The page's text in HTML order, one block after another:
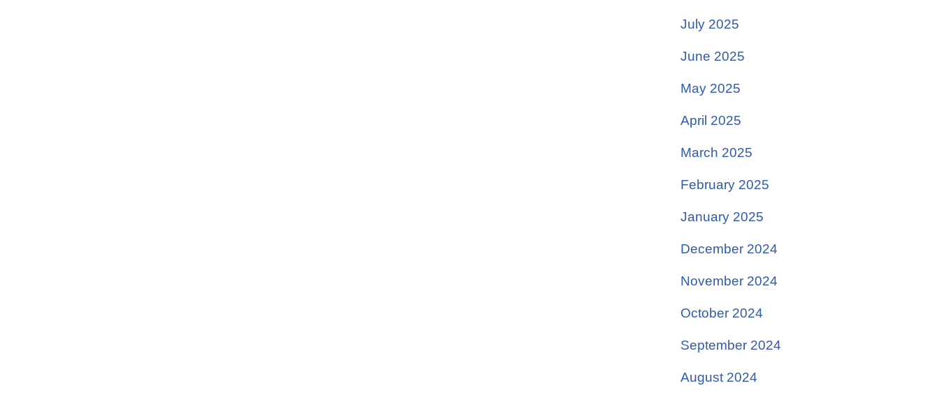
July 2025
June 2025
May 2025
April 2025
March 2025
February 2025
January 2025
December 2024
November 2024
October 2024
September 2024
August 2024